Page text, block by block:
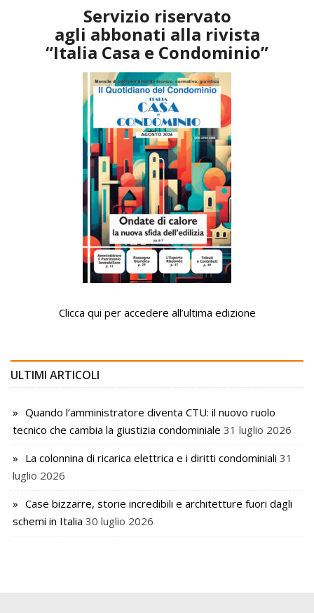
Servizio riservato
agli abbonati alla rivista
“Italia Casa e Condominio”
Clicca qui per accedere all’ultima edizione
ULTIMI ARTICOLI
Quando l’amministratore diventa CTU: il nuovo ruolo
tecnico che cambia la giustizia condominiale 31 luglio 2026
La colonnina di ricarica elettrica e i diritti condominiali 31
luglio 2026
Case bizzarre, storie incredibili e architetture fuori dagli
schemi in Italia 30 luglio 2026